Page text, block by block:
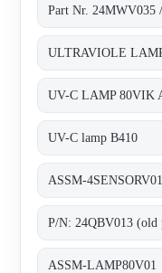
UV-C lamp B410
ASSM-4SENSORV01
ASSM-LAMP80V01